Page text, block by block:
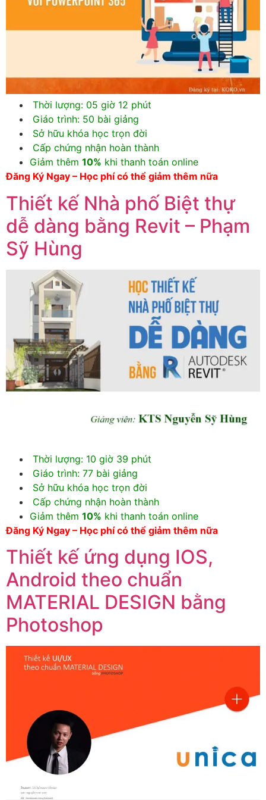
Thời lượng: 05 giờ 12 phút
Giáo trình: 50 bài giảng
Sở hữu khóa học trọn đời
Cấp chứng nhận hoàn thành
Giảm thêm 10% khi thanh toán online
Đăng Ký Ngay – Học phí có thể giảm thêm nữa
Thiết kế Nhà phố Biệt thự
dễ dàng bằng Revit – Phạm
Sỹ Hùng
Thời lượng: 10 giờ 39 phút
Giáo trình: 77 bài giảng
Sở hữu khóa học trọn đời
Cấp chứng nhận hoàn thành
Giảm thêm 10% khi thanh toán online
Đăng Ký Ngay – Học phí có thể giảm thêm nữa
Thiết kế ứng dụng IOS,
Android theo chuẩn
MATERIAL DESIGN bằng
Photoshop